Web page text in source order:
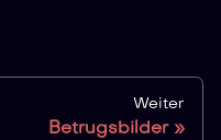
Weiter
Betrugsbilder